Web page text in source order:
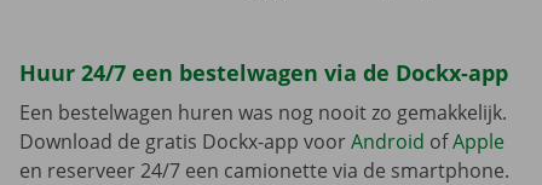
Huur 24/7 een bestelwagen via de Dockx-app
Een bestelwagen huren was nog nooit zo gemakkelijk.
Download de gratis Dockx-app voorAndroid ofApple
en reserveer 24/7 een camionette via de smartphone.